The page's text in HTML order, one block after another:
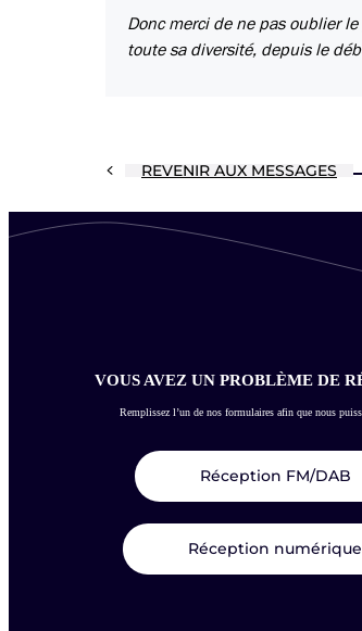
Donc merci de ne pas oublier
toute sa diversité, depuis le
REVENIR AUX MESSAGES
VOUS AVEZ UN PROBLÈME DE
Remplissez l’un de nos formulaires afin que nous
Réception FM/DAB
Réception numérique